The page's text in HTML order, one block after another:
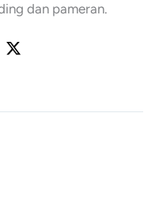
dan pameran.